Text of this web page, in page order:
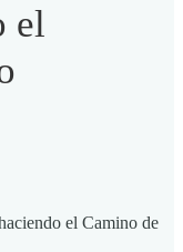
el
el Camino de